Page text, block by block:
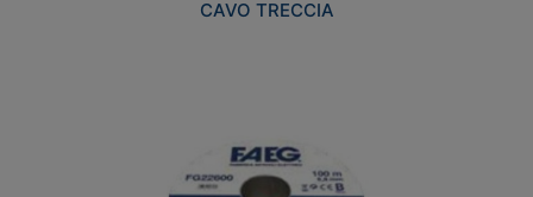
CAVO TRECCIA